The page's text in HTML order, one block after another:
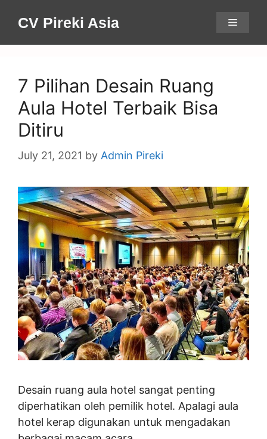
CV Pireki Asia Menu
7 Pilihan Desain Ruang
Aula Hotel Terbaik Bisa
Ditiru
July 21, 2021 by Admin Pireki
Desain ruang aula hotel sangat penting
diperhatikan oleh pemilik hotel. Apalagi aula
hotel kerap digunakan untuk mengadakan